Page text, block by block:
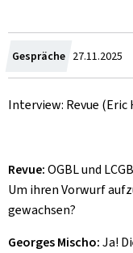
Gespräche Crée
le
27.11.2025
Interview: Revue (Eric
Revue:OGBL und
Um ihren Vorwurf
gewachsen?
Georges Mischo:Ja!